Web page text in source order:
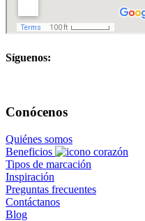
Síguenos:
Conócenos
Quiénes somos
Beneficios
Tipos de marcación
Inspiración
Preguntas frecuentes
Contáctanos
Blog